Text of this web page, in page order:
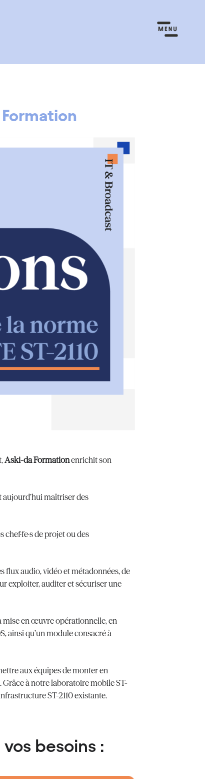
Aski-da Formationenrichit son
aujourd’hui maîtriser des
de projet ou des
flux audio, vidéo et métadonnées, de
exploiter, auditer et sécuriser une
mise en œuvre opérationnelle, en
ainsi qu’un module consacré à
aux équipes de monter en
à notre laboratoire mobile ST-
ST-2110 existante.
besoins :